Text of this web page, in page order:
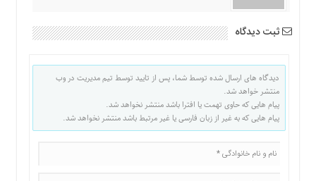
یادداشت
ثبت دیدگاه
دیدگاه های ارسال شده توسط شما، پس از تایید توسط تیم مدیریت در وب
منتشر خواهد شد.
پیام هایی که حاوی تهمت یا افترا باشد منتشر نخواهد شد.
پیام هایی که به غیر از زبان فارسی یا غیر مرتبط باشد منتشر نخواهد شد.